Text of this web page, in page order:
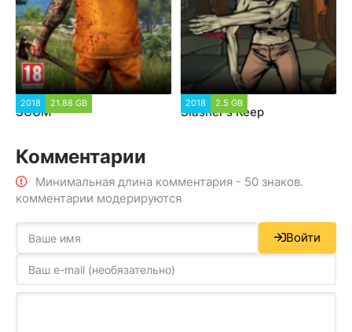
2018 21.88 GB
SCUM
2018 2.5 GB
Slasher's Keep
Комментарии
Минимальная длина комментария - 50 знаков.
комментарии модерируются
Войти